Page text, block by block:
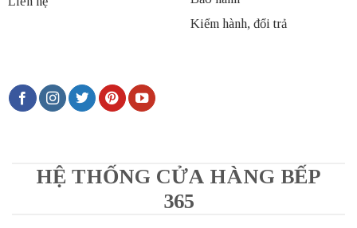
Kiểm hành, đổi trả
HỆ THỐNG CỬA HÀNG BẾP
365